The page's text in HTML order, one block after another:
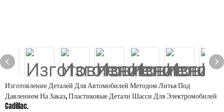
Изготовление Деталей Для Автомобилей Методом Литья Под
Давлением На Заказ, Пластиковые Детали Шасси Для Электромобилей
Cadillac.